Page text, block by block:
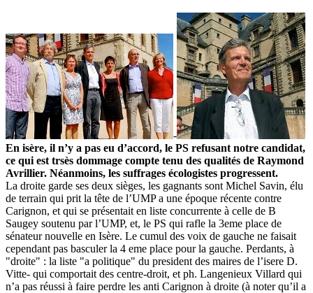
-
En isère, il n’y a pas eu d’accord, le PS refusant notre candidat,
ce qui est trsès dommage compte tenu des qualités de Raymond
Avrillier. Néanmoins, les suffrages écologistes progressent.
La droite garde ses deux sièges, les gagnants sont Michel Savin, élu
de terrain qui prit la tête de l’UMP a une époque récente contre
Carignon, et qui se présentait en liste concurrente à celle de B
Saugey soutenu par l’UMP, et, le PS qui rafle la 3eme place de
sénateur nouvelle en Isère. Le cumul des voix de gauche ne faisait
cependant pas basculer la 4 eme place pour la gauche. Perdants, à
"droite" : la liste "a politique" du president des maires de l’isere D.
Vitte- qui comportait des centre-droit, et ph. Langenieux Villard qui
n’a pas réussi à faire perdre les anti Carignon à droite (à noter qu’il a